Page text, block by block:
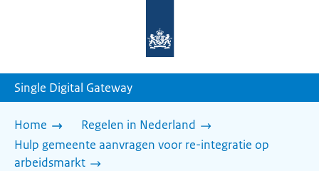
homepage
Single Digital Gateway
Home
Regelen in Nederland
Hulp gemeente aanvragen voor re-integratie op
arbeidsmarkt